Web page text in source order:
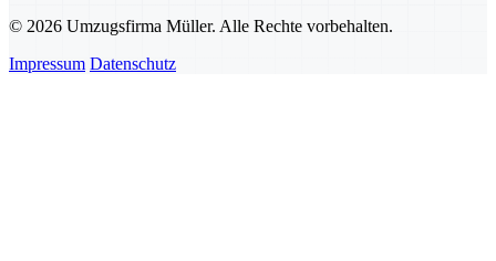
© 2026 Umzugsfirma Müller. Alle Rechte vorbehalten.
Impressum Datenschutz